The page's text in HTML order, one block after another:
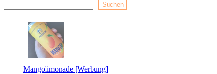
Suchen
Mangolimonade [Werbung]